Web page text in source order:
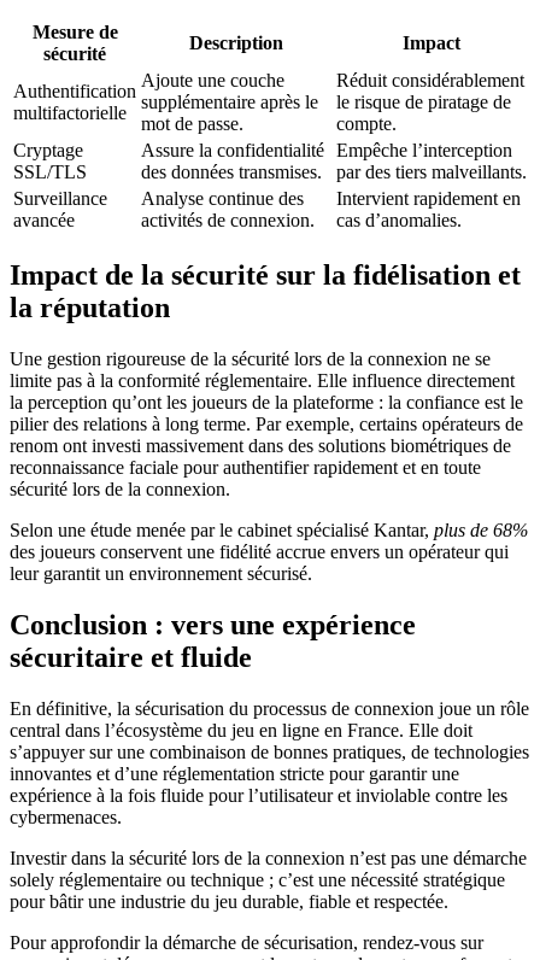
Mesure de
sécurité
Description Impact
Authentification
multifactorielle
Ajoute une couche
supplémentaire après le
mot de passe.
Réduit considérablement
le risque de piratage de
compte.
Cryptage
SSL/TLS
Assure la confidentialité
des données transmises.
Empêche l’interception
par des tiers malveillants.
Surveillance
avancée
Analyse continue des
activités de connexion.
Intervient rapidement en
cas d’anomalies.
Impact de la sécurité sur la fidélisation et
la réputation
Une gestion rigoureuse de la sécurité lors de la connexion ne se
limite pas à la conformité réglementaire. Elle influence directement
la perception qu’ont les joueurs de la plateforme : la confiance est le
pilier des relations à long terme. Par exemple, certains opérateurs de
renom ont investi massivement dans des solutions biométriques de
reconnaissance faciale pour authentifier rapidement et en toute
sécurité lors de la connexion.
Selon une étude menée par le cabinet spécialisé Kantar, plus de 68%
des joueurs conservent une fidélité accrue envers un opérateur qui
leur garantit un environnement sécurisé.
Conclusion : vers une expérience
sécuritaire et fluide
En définitive, la sécurisation du processus de connexion joue un rôle
central dans l’écosystème du jeu en ligne en France. Elle doit
s’appuyer sur une combinaison de bonnes pratiques, de technologies
innovantes et d’une réglementation stricte pour garantir une
expérience à la fois fluide pour l’utilisateur et inviolable contre les
cybermenaces.
Investir dans la sécurité lors de la connexion n’est pas une démarche
solely réglementaire ou technique ; c’est une nécessité stratégique
pour bâtir une industrie du jeu durable, fiable et respectée.
Pour approfondir la démarche de sécurisation, rendez-vous sur